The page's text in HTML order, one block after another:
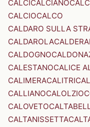
CALCICALCIANO
CALCIOCALCO
CALDARO SULLA
CALDAROLA
CALDOGNO
CALESTANOCALICE
CALIMERACALITRI
CALLIANO
CALOVETO
CALTANISSETTA